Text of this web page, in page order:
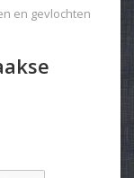
en gevlochten